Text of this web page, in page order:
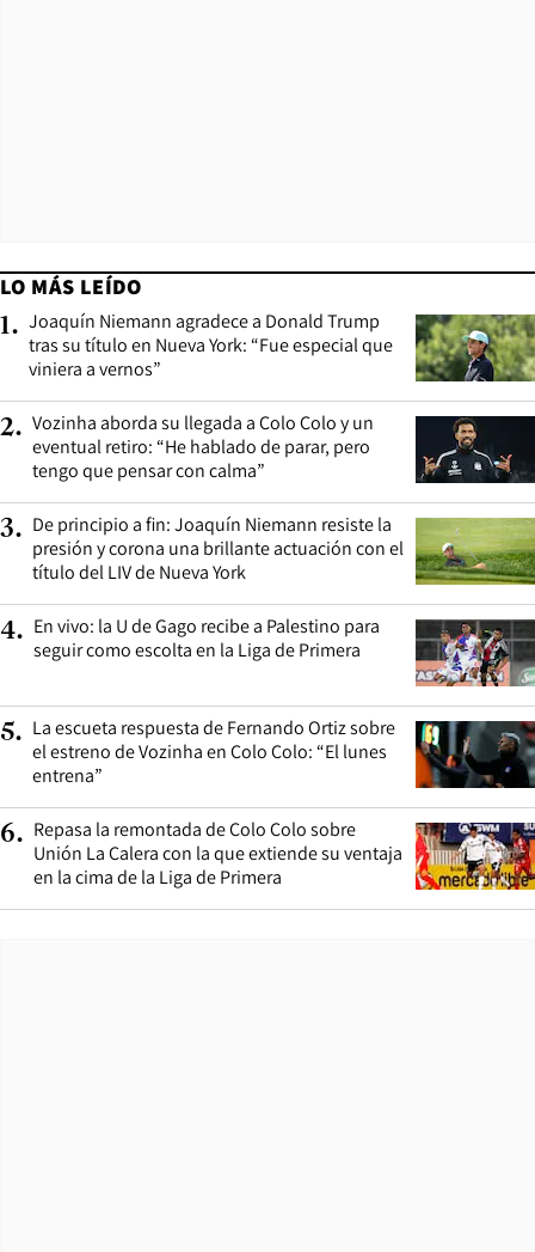
LO MÁS LEÍDO
1. Joaquín Niemann agradece a Donald Trump
tras su título en Nueva York: “Fue especial que
viniera a vernos”
2. Vozinha aborda su llegada a Colo Colo y un
eventual retiro: “He hablado de parar, pero
tengo que pensar con calma”
3. De principio a fin: Joaquín Niemann resiste la
presión y corona una brillante actuación con el
título del LIV de Nueva York
4. En vivo: la U de Gago recibe a Palestino para
seguir como escolta en la Liga de Primera
5. La escueta respuesta de Fernando Ortiz sobre
el estreno de Vozinha en Colo Colo: “El lunes
entrena”
6. Repasa la remontada de Colo Colo sobre
Unión La Calera con la que extiende su ventaja
en la cima de la Liga de Primera